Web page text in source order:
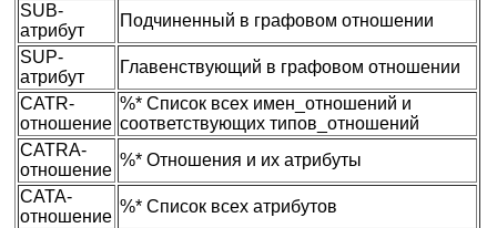
SUB-
атрибут
Подчиненный в графовом отношении
SUP-
атрибут
Главенствующий в графовом отношении
CATR-
отношение
%* Список всех имен_отношений и
соответствующих типов_отношений
CATRA-
отношение
%* Отношения и их атрибуты
CATA-
отношение
%* Список всех атрибутов